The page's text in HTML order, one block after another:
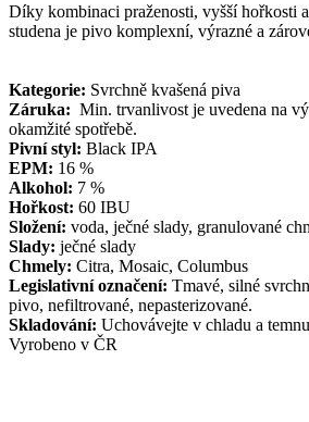
Díky kombinaci praženosti, vyšší hořkosti
studena je pivo komplexní, výrazné a
Kategorie: Svrchně kvašená piva
Záruka: Min. trvanlivost je uvedena na
okamžité spotřebě.
Pivní styl: Black IPA
EPM: 16 %
Alkohol: 7 %
Hořkost: 60 IBU
Složení: voda, ječné slady, granulované
Slady: ječné slady
Chmely: Citra, Mosaic, Columbus
Legislativní označení: Tmavé, silné
pivo, nefiltrované, nepasterizované.
Skladování: Uchovávejte v chladu a
Vyrobeno v ČR